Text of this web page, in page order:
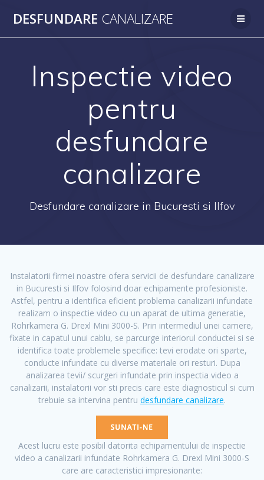
to
DESFUNDARE CANALIZARE
Inspectie video
pentru
desfundare
canalizare
Desfundare canalizare in Bucuresti si Ilfov
Instalatorii firmei noastre ofera servicii de desfundare canalizare
in Bucuresti si Ilfov folosind doar echipamente profesioniste.
Astfel, pentru a identifica eficient problema canalizarii infundate
realizam o inspectie video cu un aparat de ultima generatie,
Rohrkamera G. Drexl Mini 3000-S. Prin intermediul unei camere,
fixate in capatul unui cablu, se parcurge interiorul conductei si se
identifica toate problemele specifice: tevi erodate ori sparte,
conducte infundate cu diverse materiale ori resturi. Dupa
analizarea tevii/ scurgeri infundate prin inspectia video a
canalizarii, instalatorii vor sti precis care este diagnosticul si cum
trebuie sa intervina pentru desfundare canalizare.
Acest lucru este posibil datorita echipamentului de inspectie
video a canalizarii infundate Rohrkamera G. Drexl Mini 3000-S
care are caracteristici impresionante: